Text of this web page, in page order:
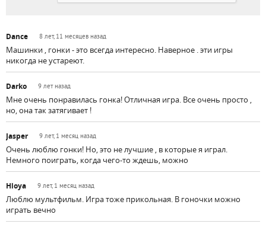
Dance 8 лет, 11 месяцев назад
Машинки , гонки - это всегда интересно. Наверное . эти игры
никогда не устареют.
Darko 9 лет назад
Мне очень понравилась гонка! Отличная игра. Все очень просто ,
но, она так затягивает !
Jasper 9 лет, 1 месяц назад
Очень люблю гонки! Но, это не лучшие , в которые я играл.
Немного поиграть, когда чего-то ждешь, можно
Hloya 9 лет, 1 месяц назад
Люблю мультфильм. Игра тоже прикольная. В гоночки можно
играть вечно